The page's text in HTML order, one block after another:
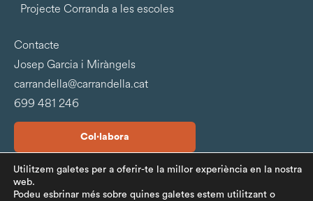
Projecte Corranda a les escoles
Contacte
Josep Garcia i Miràngels
carrandella@carrandella.cat
699 481 246
Col·labora
Utilitzem galetes per a oferir-te la millor experiència en la nostra
web.
Podeu esbrinar més sobre quines galetes estem utilitzant o